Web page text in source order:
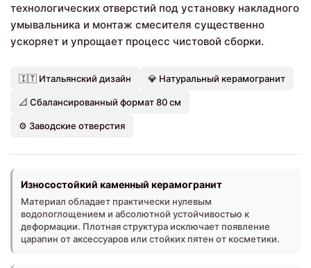
технологических отверстий под установку накладного
умывальника и монтаж смесителя существенно
ускоряет и упрощает процесс чистовой сборки.
🇮🇹 Итальянский дизайн 💎 Натуральный керамогранит
📐 Сбалансированный формат 80 см
⚙️ Заводские отверстия
Износостойкий каменный керамогранит
Материал обладает практически нулевым
водопоглощением и абсолютной устойчивостью к
деформации. Плотная структура исключает появление
царапин от аксессуаров или стойких пятен от косметики.